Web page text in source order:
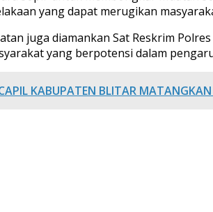
yang dapat merugikan
juga diamankan Sat Reskrim
yang berpotensi dalam
KABUPATEN BLITAR